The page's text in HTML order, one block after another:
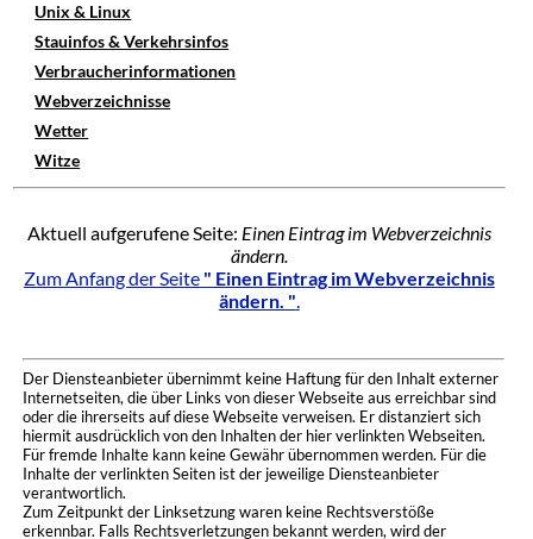
Unix & Linux
Stauinfos & Verkehrsinfos
Verbraucherinformationen
Webverzeichnisse
Wetter
Witze
Aktuell aufgerufene Seite: Einen Eintrag im Webverzeichnis
ändern.
Zum Anfang der Seite " Einen Eintrag im Webverzeichnis
ändern. ".
Der Diensteanbieter übernimmt keine Haftung für den Inhalt externer
Internetseiten, die über Links von dieser Webseite aus erreichbar sind
oder die ihrerseits auf diese Webseite verweisen. Er distanziert sich
hiermit ausdrücklich von den Inhalten der hier verlinkten Webseiten.
Für fremde Inhalte kann keine Gewähr übernommen werden. Für die
Inhalte der verlinkten Seiten ist der jeweilige Diensteanbieter
verantwortlich.
Zum Zeitpunkt der Linksetzung waren keine Rechtsverstöße
erkennbar. Falls Rechtsverletzungen bekannt werden, wird der